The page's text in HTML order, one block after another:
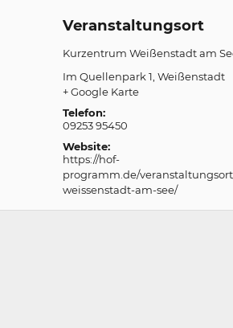
Veranstaltungsort
Kurzentrum Weißenstadt am
Im Quellenpark 1 Weißenstadt
+ Google Karte
Telefon:
09253 95450
Website:
https://hof-
programm.de/
weissenstadt-am-see/